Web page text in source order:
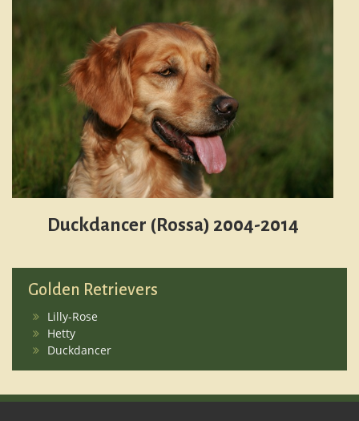
Duckdancer (Rossa) 2004-2014
Golden Retrievers
Lilly-Rose
Hetty
Duckdancer